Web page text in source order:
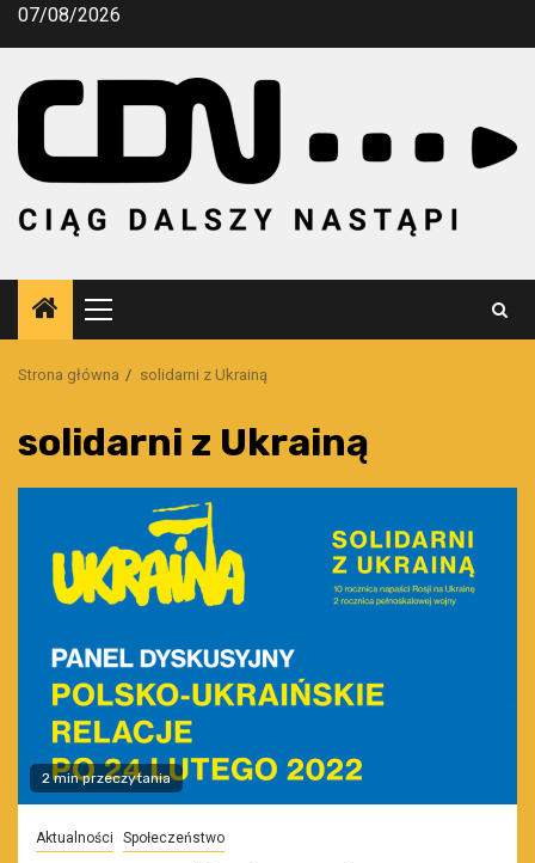
Przejdź
07/08/2026
Menu
główne
Strona główna solidarni z Ukrainą
solidarni z Ukrainą
2 min przeczytania
Aktualności Społeczeństwo